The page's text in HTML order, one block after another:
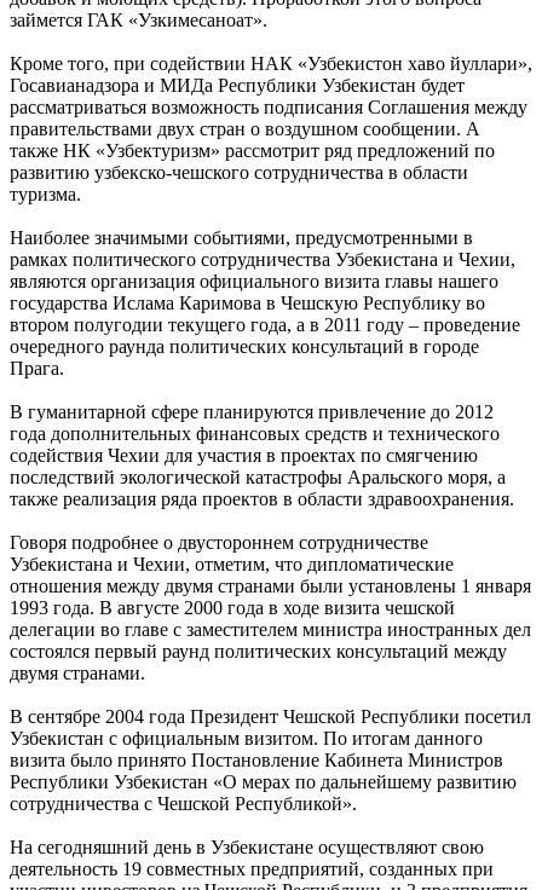
займется ГАК «Узкимесаноат».
Кроме того, при содействии НАК «Узбекистон хаво йуллари»,
Госавианадзора и МИДа Республики Узбекистан будет
рассматриваться возможность подписания Соглашения между
правительствами двух стран о воздушном сообщении. А
также НК «Узбектуризм» рассмотрит ряд предложений по
развитию узбекско-чешского сотрудничества в области
туризма.
Наиболее значимыми событиями, предусмотренными в
рамках политического сотрудничества Узбекистана и Чехии,
являются организация официального визита главы нашего
государства Ислама Каримова в Чешскую Республику во
втором полугодии текущего года, а в 2011 году – проведение
очередного раунда политических консультаций в городе
Прага.
В гуманитарной сфере планируются привлечение до 2012
года дополнительных финансовых средств и технического
содействия Чехии для участия в проектах по смягчению
последствий экологической катастрофы Аральского моря, а
также реализация ряда проектов в области здравоохранения.
Говоря подробнее о двустороннем сотрудничестве
Узбекистана и Чехии, отметим, что дипломатические
отношения между двумя странами были установлены 1 января
1993 года. В августе 2000 года в ходе визита чешской
делегации во главе с заместителем министра иностранных дел
состоялся первый раунд политических консультаций между
двумя странами.
В сентябре 2004 года Президент Чешской Республики посетил
Узбекистан с официальным визитом. По итогам данного
визита было принято Постановление Кабинета Министров
Республики Узбекистан «О мерах по дальнейшему развитию
сотрудничества с Чешской Республикой».
На сегодняшний день в Узбекистане осуществляют свою
деятельность 19 совместных предприятий, созданных при